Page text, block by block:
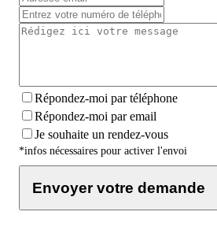
Répondez-moi par téléphone
Répondez-moi par email
Je souhaite un rendez-vous
*infos nécessaires pour activer l'envoi
Envoyer votre demande